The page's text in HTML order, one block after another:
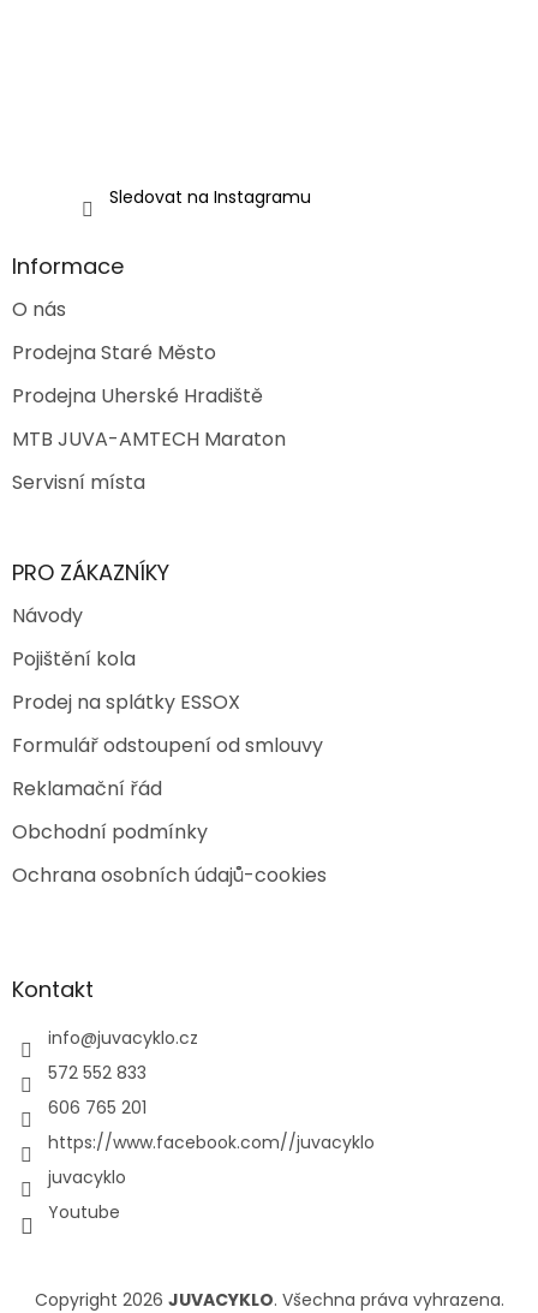
Sledovat na Instagramu
Informace
O nás
Prodejna Staré Město
Prodejna Uherské Hradiště
MTB JUVA-AMTECH Maraton
Servisní místa
PRO ZÁKAZNÍKY
Návody
Pojištění kola
Prodej na splátky ESSOX
Formulář odstoupení od smlouvy
Reklamační řád
Obchodní podmínky
Ochrana osobních údajů-cookies
Kontakt
info@juvacyklo.cz
572 552 833
606 765 201
https://www.facebook.com//juvacyklo
juvacyklo
Youtube
Copyright 2026 JUVACYKLO. Všechna práva vyhrazena.